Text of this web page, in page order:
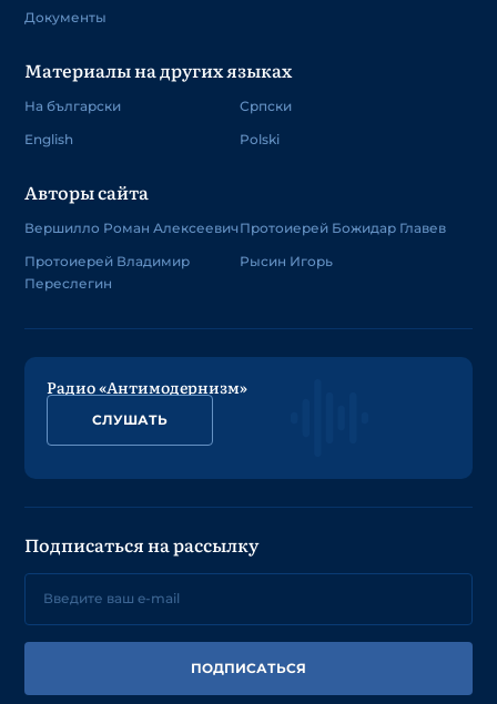
Документы
Материалы на других языках
На български
English
Српски
Polski
Авторы сайта
Вершилло Роман Алексеевич
Протоиерей Владимир
Переслегин
Протоиерей Божидар Главев
Рысин Игорь
Радио «Антимодернизм»
СЛУШАТЬ
Подписаться на рассылку
ПОДПИСАТЬСЯ